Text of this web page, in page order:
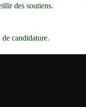
des soutiens.
candidature.